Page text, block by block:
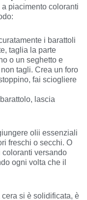
piacimento coloranti
i barattoli
taglia la parte
o un seghetto e
tagli. Crea un foro
fai sciogliere
lascia
olii essenziali
freschi o secchi. O
coloranti versando
ogni volta che il
si è solidificata, è